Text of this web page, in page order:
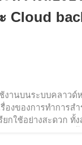
Cloud
งานบนระบบคลาวด์
องของการทำการส
ยกใช้อย่างสะดวก ทั้